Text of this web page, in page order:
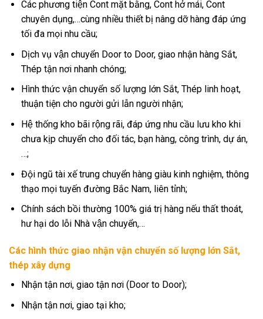
Các phương tiện Cont mặt bằng, Cont hở mái, Cont
chuyên dụng,…cùng nhiều thiết bị nâng dỡ hàng đáp ứng
tối đa mọi nhu cầu;
Dịch vụ vận chuyển Door to Door, giao nhận hàng Sắt,
Thép tận nơi nhanh chóng;
Hình thức vận chuyển số lượng lớn Sắt, Thép linh hoạt,
thuận tiện cho người gửi lẫn người nhận;
Hệ thống kho bãi rộng rãi, đáp ứng nhu cầu lưu kho khi
chưa kịp chuyển cho đối tác, bạn hàng, công trình, dự án,
…;
Đội ngũ tài xế trung chuyển hàng giàu kinh nghiệm, thông
thạo mọi tuyến đường Bắc Nam, liên tỉnh;
Chính sách bồi thường 100% giá trị hàng nếu thất thoát,
hư hại do lỗi Nhà vận chuyển,…
Các hình thức giao nhận vận chuyển số lượng lớn Sắt,
thép xây dựng
Nhận tận nơi, giao tận nơi (Door to Door);
Nhận tận nơi, giao tại kho;